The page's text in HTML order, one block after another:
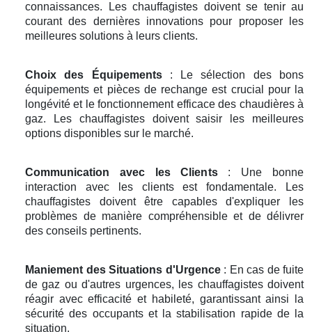
connaissances. Les chauffagistes doivent se tenir au
courant des dernières innovations pour proposer les
meilleures solutions à leurs clients.
Choix des Équipements: Le sélection des bons
équipements et pièces de rechange est crucial pour la
longévité et le fonctionnement efficace des chaudières à
gaz. Les chauffagistes doivent saisir les meilleures
options disponibles sur le marché.
Communication avec les Clients: Une bonne
interaction avec les clients est fondamentale. Les
chauffagistes doivent être capables d'expliquer les
problèmes de manière compréhensible et de délivrer
des conseils pertinents.
Maniement des Situations d'Urgence: En cas de fuite
de gaz ou d'autres urgences, les chauffagistes doivent
réagir avec efficacité et habileté, garantissant ainsi la
sécurité des occupants et la stabilisation rapide de la
situation.